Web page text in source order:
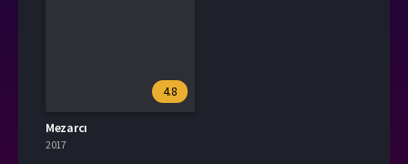
4.8
Mezarcı
2017